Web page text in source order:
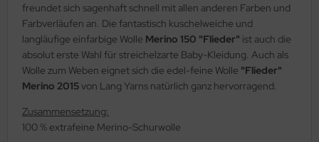
freundet sich sagenhaft schnell mit allen anderen Farben und
Farbverläufen an. Die fantastisch kuschelweiche und
langläufige einfarbige Wolle Merino 150 "Flieder" ist auch die
absolut erste Wahl für streichelzarte Baby-Kleidung. Auch als
Wolle zum Weben eignet sich die edel-feine Wolle "Flieder"
Merino 2015von Lang Yarns natürlich ganz hervorragend.
Zusammensetzung:
100 % extrafeine Merino-Schurwolle